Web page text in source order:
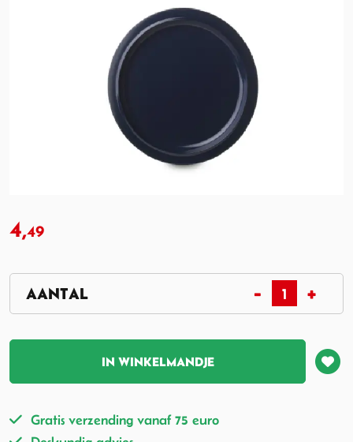
4,49
IN WINKELMANDJE
Gratis verzending vanaf 75 euro